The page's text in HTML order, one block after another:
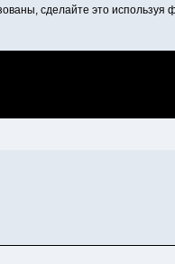
сделайте это